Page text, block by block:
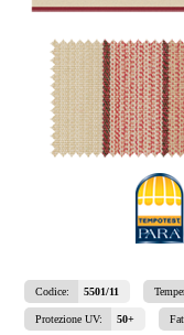
Codice: 5501/11
Protezione UV: 50+